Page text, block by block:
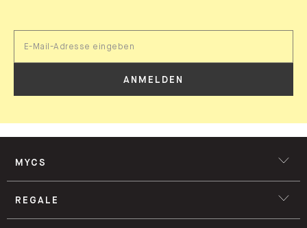
ANMELDEN
MYCS
REGALE